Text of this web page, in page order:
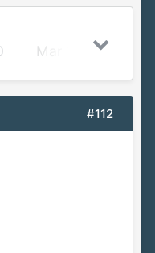
Mar 10 8
#112